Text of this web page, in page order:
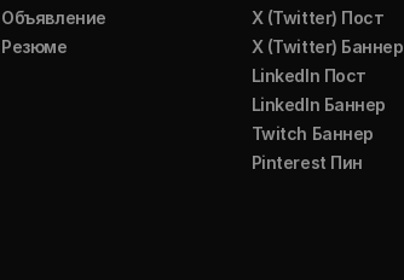
Объявление
Резюме
X (Twitter) Пост
X (Twitter) Баннер
LinkedIn Пост
LinkedIn Баннер
Twitch Баннер
Pinterest Пин